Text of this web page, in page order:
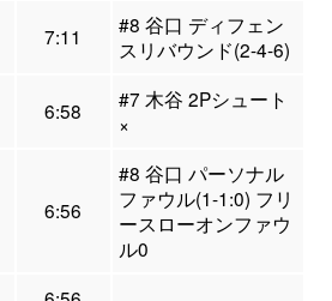
7:11
#8 谷口 ディフェン
スリバウンド(2-4-6)
6:58
#7 木谷 2Pシュート
×
6:56
#8 谷口 パーソナル
ファウル(1-1:0) フリ
ースローオンファウ
ル0